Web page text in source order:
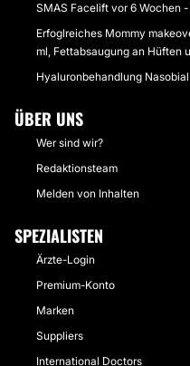
SMAS Facelift vor 6 Wochen -
Erfoglreiches Mommy
ml, Fettabsaugung an Hüften
Hyaluronbehandlung Nasobial
ÜBER UNS
Wer sind wir?
Redaktionsteam
Melden von Inhalten
SPEZIALISTEN
Ärzte-Login
Premium-Konto
Marken
Suppliers
International Doctors